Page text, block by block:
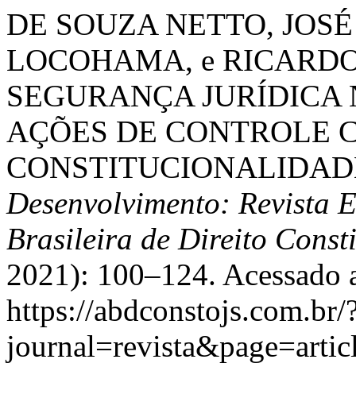
DE SOUZA NETTO,
LOCOHAMA, e
SEGURANÇA
AÇÕES DE CONTROLE
Desenvolvimento: Revista
Brasileira de Direito
2021): 100–124. Acessado
https://abdconstojs.com.br/